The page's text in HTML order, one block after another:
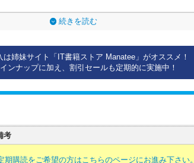
続きを読む
は姉妹サイト「IT書籍ストア Manatee」がオススメ！
ンナップに加え、割引セールも定期的に実施中！
考
期購読をご希望の方はこちらのページにお進み下さい。